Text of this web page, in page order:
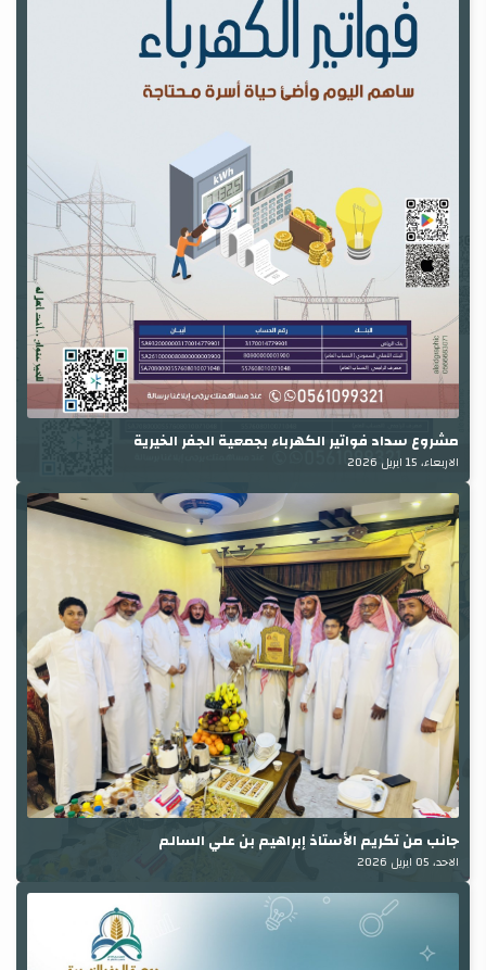
مشروع سداد فواتير الكهرباء بجمعية الجفر الخيرية
الاربعاء، 15 ابريل 2026
جانب من تكريم الأستاذ إبراهيم بن علي السالم
الاحد، 05 ابريل 2026